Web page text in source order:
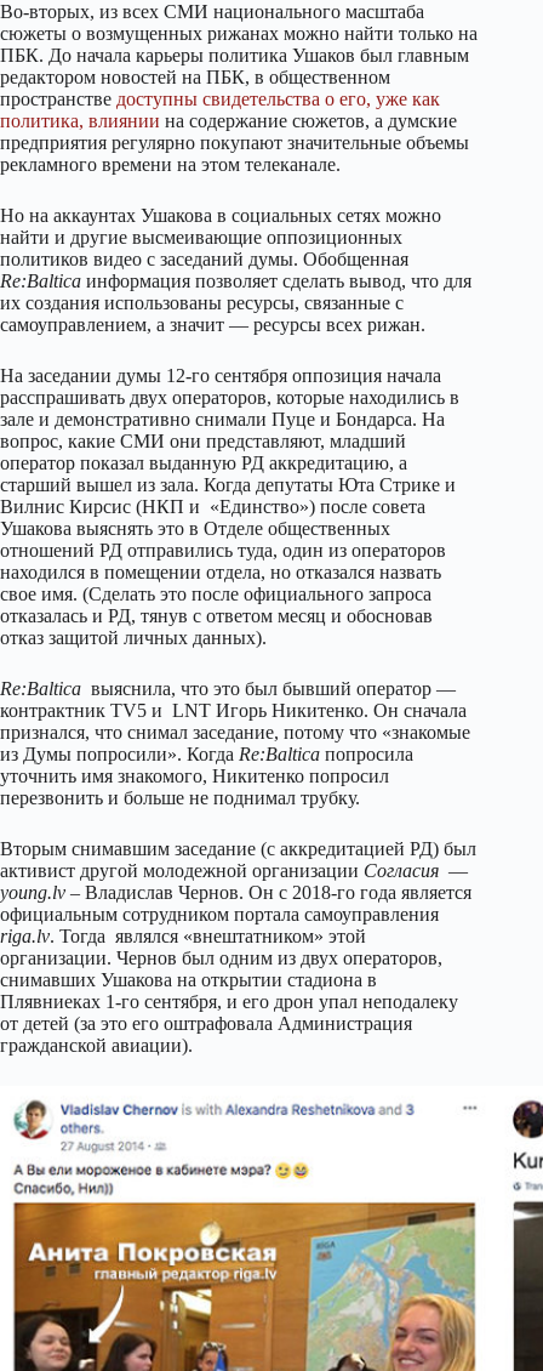
Во-вторых, из всех СМИ национального масштаба
сюжеты о возмущенных рижанах можно найти только на
ПБК. До начала карьеры политика Ушаков был главным
редактором новостей на ПБК, в общественном
пространстве доступны свидетельства о его, уже как
политика, влиянии на содержание сюжетов, а думские
предприятия регулярно покупают значительные объемы
рекламного времени на этом телеканале.
Но на аккаунтах Ушакова в социальных сетях можно
найти и другие высмеивающие оппозиционных
политиков видео с заседаний думы. Обобщенная
Re:Baltica информация позволяет сделать вывод, что для
их создания использованы ресурсы, связанные с
самоуправлением, а значит — ресурсы всех рижан.
На заседании думы 12-го сентября оппозиция начала
расспрашивать двух операторов, которые находились в
зале и демонстративно снимали Пуце и Бондарса. На
вопрос, какие СМИ они представляют, младший
оператор показал выданную РД аккредитацию, а
старший вышел из зала. Когда депутаты Юта Стрике и
Вилнис Кирсис (НКП и «Единство») после совета
Ушакова выяснять это в Отделе общественных
отношений РД отправились туда, один из операторов
находился в помещении отдела, но отказался назвать
свое имя. (Сделать это после официального запроса
отказалась и РД, тянув с ответом месяц и обосновав
отказ защитой личных данных).
Re:Baltica выяснила, что это был бывший оператор —
контрактник TV5 и LNT Игорь Никитенко. Он сначала
признался, что снимал заседание, потому что «знакомые
из Думы попросили». Когда Re:Baltica попросила
уточнить имя знакомого, Никитенко попросил
перезвонить и больше не поднимал трубку.
Вторым снимавшим заседание (с аккредитацией РД) был
активист другой молодежной организации Согласия —
young.lv – Владислав Чернов. Он с 2018-го года является
официальным сотрудником портала самоуправления
riga.lv. Тогда являлся «внештатником» этой
организации. Чернов был одним из двух операторов,
снимавших Ушакова на открытии стадиона в
Плявниеках 1-го сентября, и его дрон упал неподалеку
от детей (за это его оштрафовала Администрация
гражданской авиации).